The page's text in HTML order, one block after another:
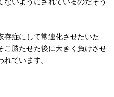
存症にして常連化させたいた
こ勝たせた後に大きく負けさせ
ています。